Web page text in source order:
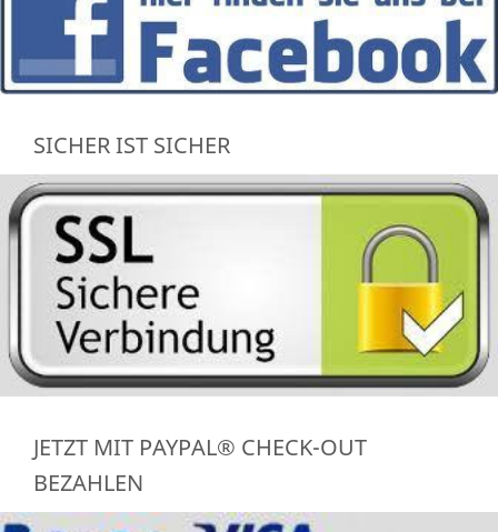
SICHER IST SICHER
JETZT MIT PAYPAL® CHECK-OUT
BEZAHLEN